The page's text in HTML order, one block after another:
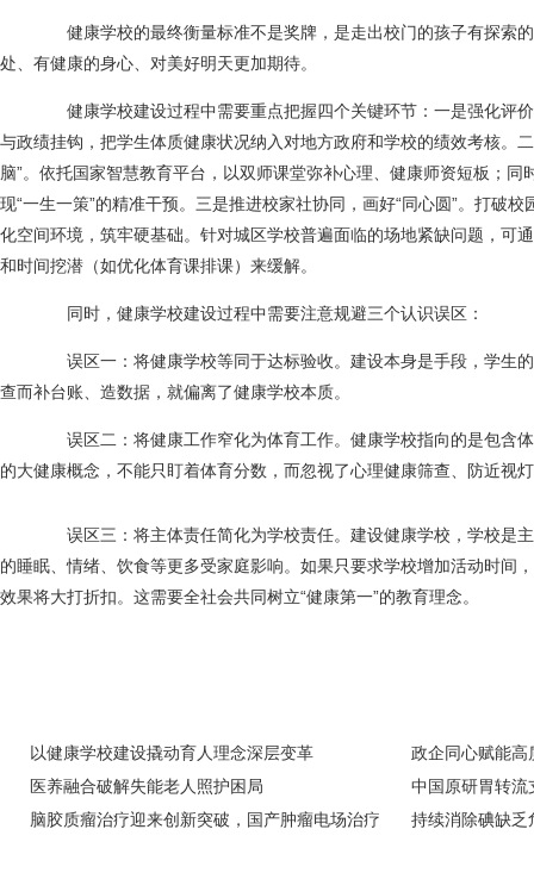
健康学校的最终衡量标准不是奖牌，是走出校门的孩子有探索
处、有健康的身心、对美好明天更加期待。
健康学校建设过程中需要重点把握四个关键环节：一是强化评价
与政绩挂钩，把学生体质健康状况纳入对地方政府和学校的绩效考核。
脑”。依托国家智慧教育平台，以双师课堂弥补心理、健康师资短板；同
现“一生一策”的精准干预。三是推进校家社协同，画好“同心圆”。打破
化空间环境，筑牢硬基础。针对城区学校普遍面临的场地紧缺问题，可
和时间挖潜（如优化体育课排课）来缓解。
同时，健康学校建设过程中需要注意规避三个认识误区：
误区一：将健康学校等同于达标验收。建设本身是手段，学生
查而补台账、造数据，就偏离了健康学校本质。
误区二：将健康工作窄化为体育工作。健康学校指向的是包含
的大健康概念，不能只盯着体育分数，而忽视了心理健康筛查、防近视
误区三：将主体责任简化为学校责任。建设健康学校，学校是
的睡眠、情绪、饮食等更多受家庭影响。如果只要求学校增加活动时间
效果将大打折扣。这需要全社会共同树立“健康第一”的教育理念。
以健康学校建设撬动育人理念深层变革
政企同心赋能高
科技，点赞 “中
医养融合破解失能老人照护困局
中国原研胃转流
肥胖防治
脑胶质瘤治疗迎来创新突破，国产肿瘤电场治疗
持续消除碘缺乏